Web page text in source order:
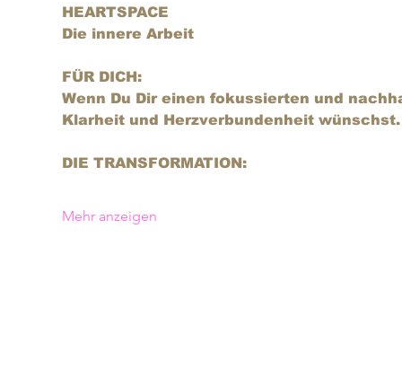
HEARTSPACE
Die innere Arbeit
FÜR DICH:
Wenn Du Dir einen fokussierten und
Klarheit und Herzverbundenheit
DIE TRANSFORMATION:
Mehr anzeigen